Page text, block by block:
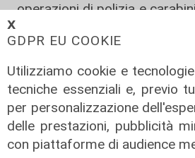
𝗫
GDPR EU COOKIE
Utilizziamo cookie e
tecniche essenziali e, previo
per personalizzazione
delle prestazioni, pubblicità
con piattaforme di audience
operazioni di polizia e
intermedio, senza però
direttamente i vertici delle
fornitori della droga.
Gli inquirenti ritengono
sequestrato fosse
piazze di spaccio del centro